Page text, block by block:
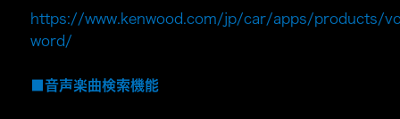
https://www.kenwood.com/jp/car/apps/products/
word/
■音声楽曲検索機能